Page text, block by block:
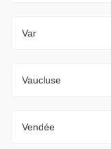
Var
Vaucluse
Vendée